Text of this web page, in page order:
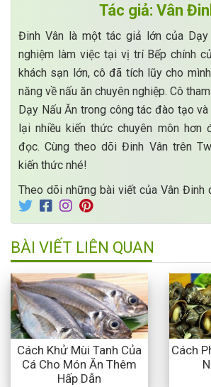
Tác giả: Vân
Đinh Vân là một tác giả lớn của Dạy
nghiệm làm việc tại vị trí Bếp chính
khách sạn lớn, cô đã tích lũy cho
năng về nấu ăn chuyên nghiệp. Cô
Dạy Nấu Ăn trong công tác đào tạo
lại nhiều kiến thức chuyên môn hơn
đọc. Cùng theo dõi Đinh Vân trên
kiến thức nhé!
Theo dõi những bài viết của Vân Đinh
BÀI VIẾT LIÊN QUAN
Cách Khử Mùi Tanh Của
Cá Cho Món Ăn Thêm
Hấp Dẫn
Cách